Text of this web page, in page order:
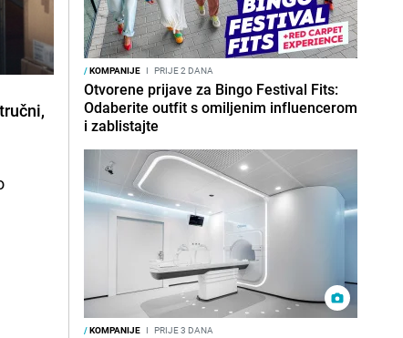
/KOMPANIJE I PRIJE 2 DANA
Otvorene prijave za Bingo Festival Fits:
Odaberite outfit s omiljenim influencerom
i zablistajte
/KOMPANIJE I PRIJE 3 DANA